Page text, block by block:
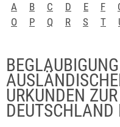
A
B C D E F
O
P Q R S T
URKUNDEN
DEUTSCHLAND